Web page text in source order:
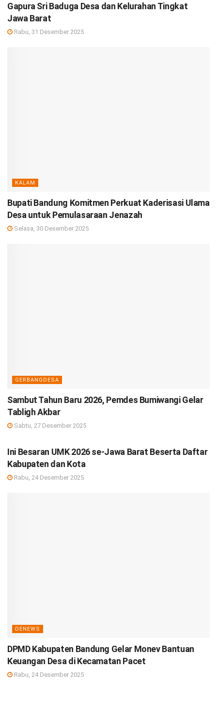
Gapura Sri Baduga Desa dan Kelurahan Tingkat
Jawa Barat
Rabu, 31 Desember 2025
KALAM
Bupati Bandung Komitmen Perkuat Kaderisasi Ulama
Desa untuk Pemulasaraan Jenazah
Selasa, 30 Desember 2025
GERBANGDESA
Sambut Tahun Baru 2026, Pemdes Bumiwangi Gelar
Tabligh Akbar
Sabtu, 27 Desember 2025
Ini Besaran UMK 2026 se-Jawa Barat Beserta Daftar
Kabupaten dan Kota
Rabu, 24 Desember 2025
DENEWS
DPMD Kabupaten Bandung Gelar Monev Bantuan
Keuangan Desa di Kecamatan Pacet
Rabu, 24 Desember 2025